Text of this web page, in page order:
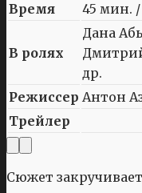
Время
45 мин.
В ролях
Дана
др.
Режиссер Антон
Трейлер
Сюжет